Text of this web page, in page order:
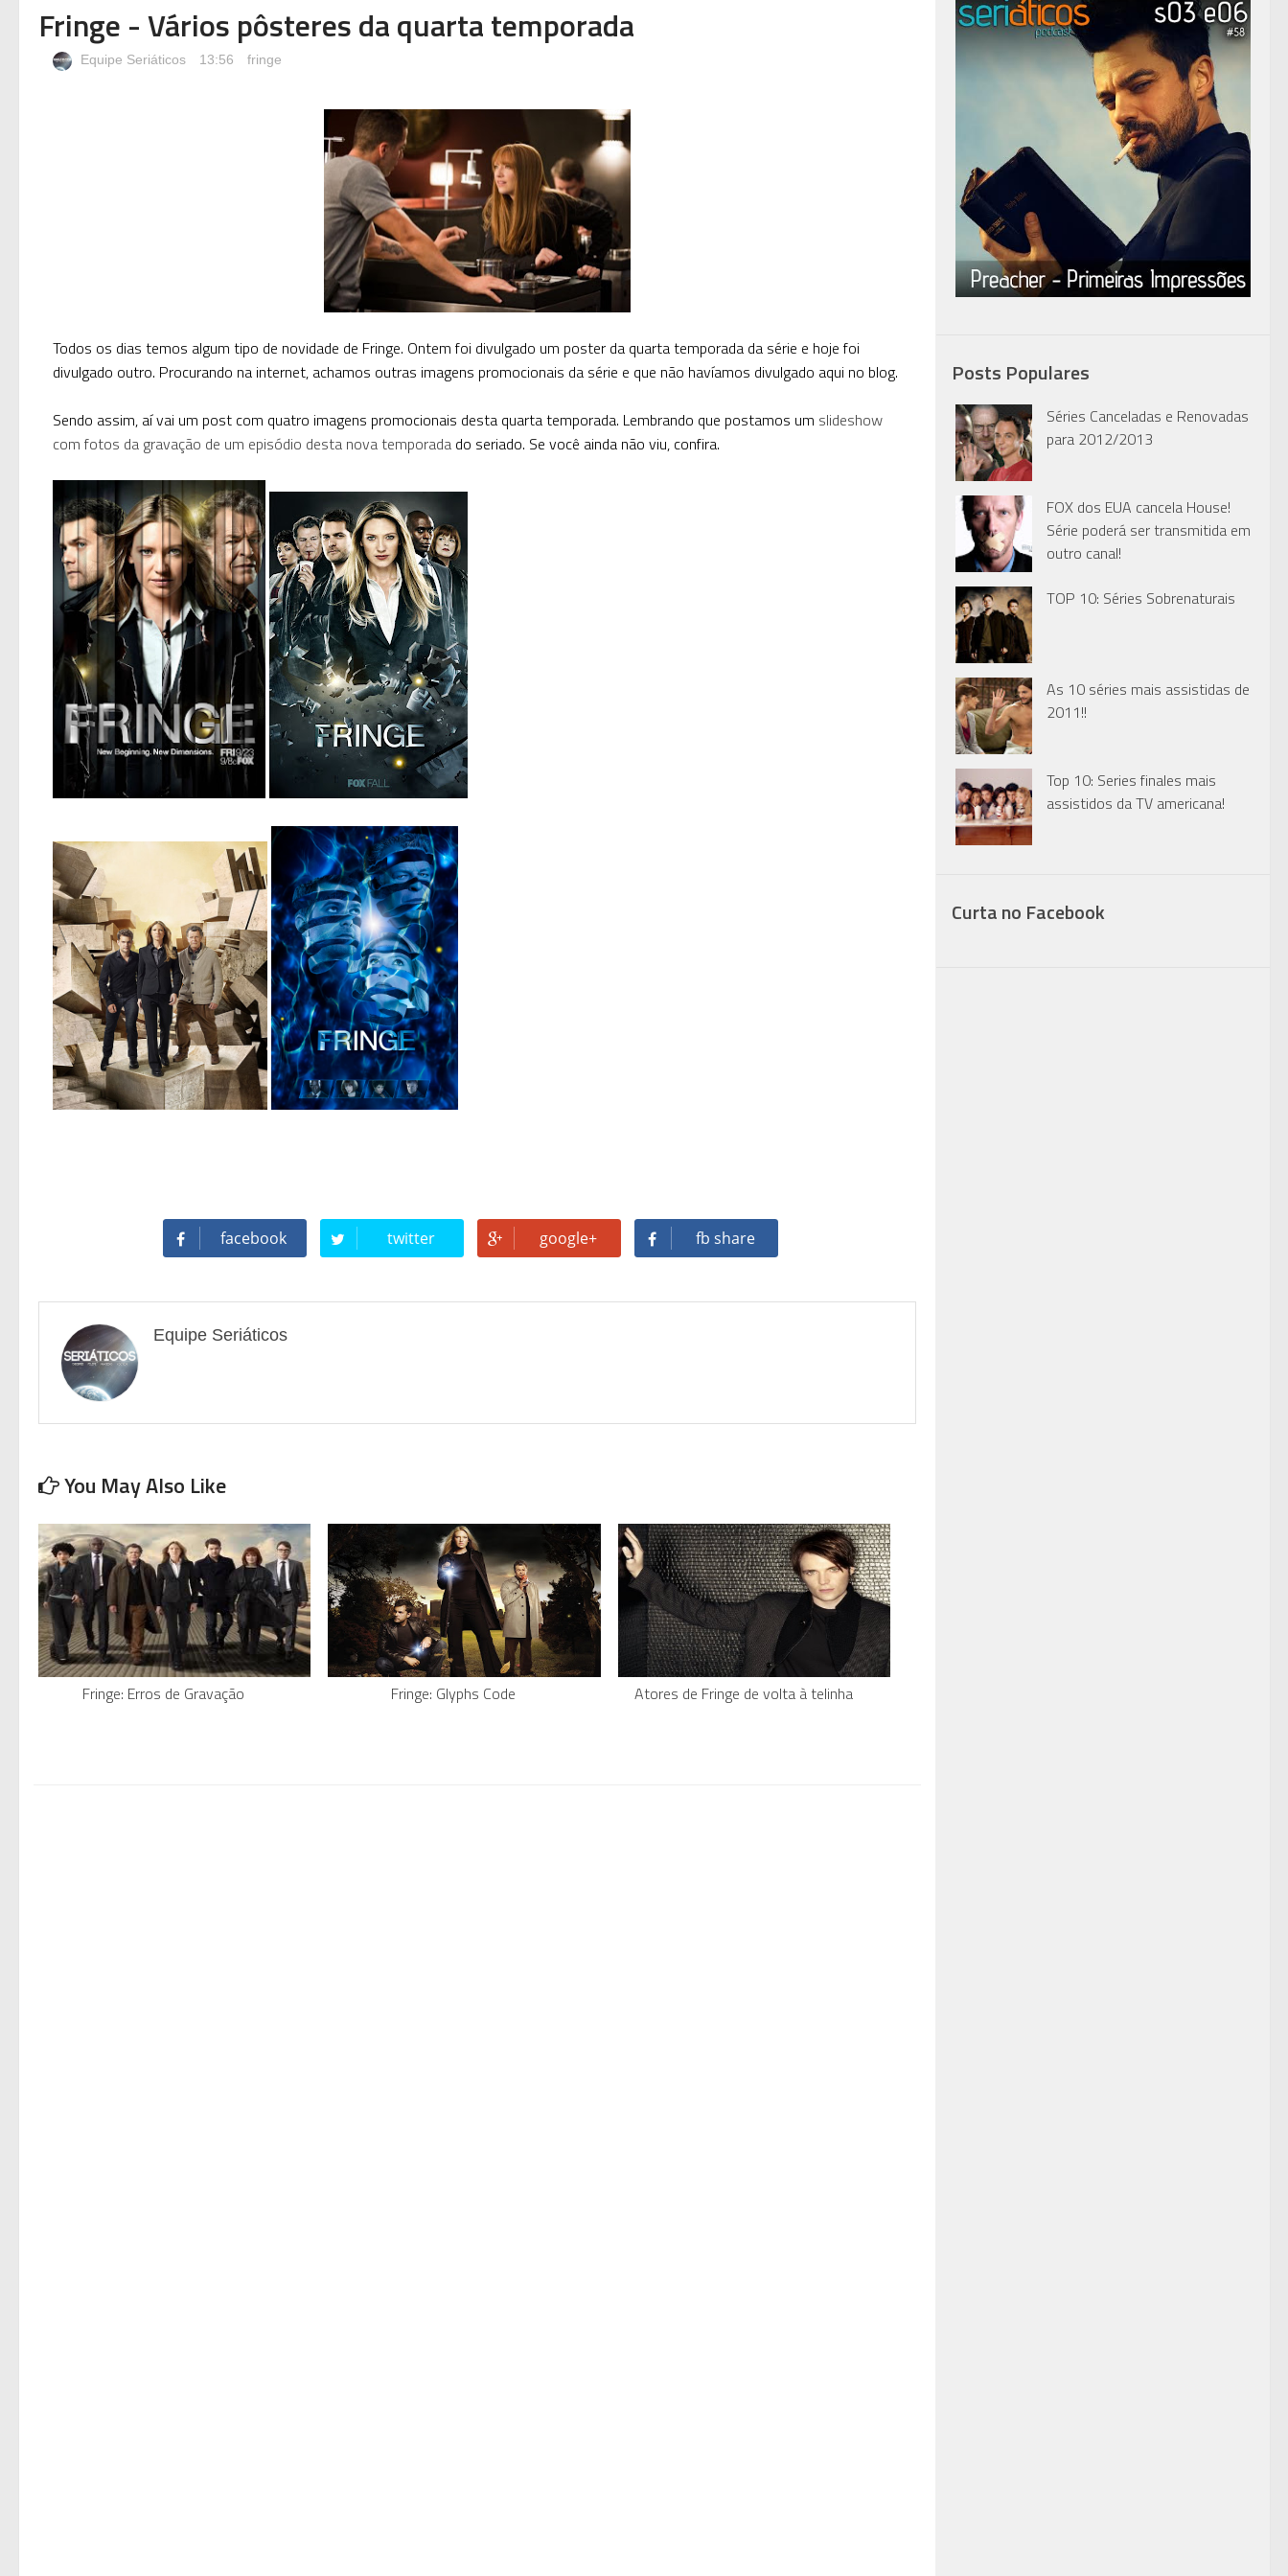
Fringe - Vários pôsteres da quarta temporada
Equipe Seriáticos 13:56 fringe
Todos os dias temos algum tipo de novidade de Fringe. Ontem foi divulgado um poster da quarta temporada da série e hoje foi
divulgado outro. Procurando na internet, achamos outras imagens promocionais da série e que não havíamos divulgado aqui no blog.
Sendo assim, aí vai um post com quatro imagens promocionais desta quarta temporada. Lembrando que postamos um slideshow
com fotos da gravação de um episódio desta nova temporadado seriado. Se você ainda não viu, confira.
facebook twitter google+ fb share
Equipe Seriáticos
You May Also Like
Fringe: Erros de Gravação Fringe: Glyphs Code Atores de Fringe de volta à telinha
Posts Populares
Séries Canceladas e Renovadas
para 2012/2013
FOX dos EUA cancela House!
Série poderá ser transmitida em
outro canal!
TOP 10: Séries Sobrenaturais
As 10 séries mais assistidas de
2011!!
Top 10: Series finales mais
assistidos da TV americana!
Curta no Facebook